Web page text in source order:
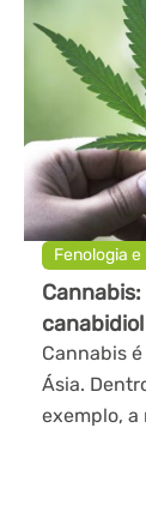
Fenologia e
canabidiol
Cannabis
Ásia.
exemplo, a